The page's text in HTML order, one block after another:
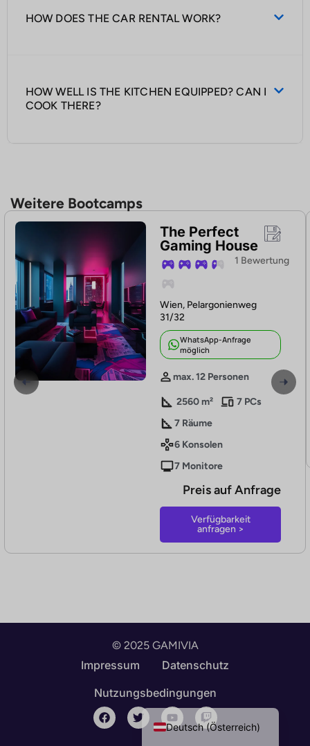
HOW DOES THE CAR RENTAL WORK?
HOW WELL IS THE KITCHEN EQUIPPED? CAN I
COOK THERE?
Weitere Bootcamps
The Perfect
Gaming House
1 Bewertung
Wien, Pelargonienweg
31/32
WhatsApp-Anfrage
möglich
max. 12 Personen
2560 m²
7 PCs
7 Räume
6 Konsolen
7 Monitore
Preis auf Anfrage
Verfügbarkeit
anfragen >
© 2025 GAMIVIA
Impressum
Datenschutz
Nutzungsbedingungen
Deutsch (Österreich)
Deutsch
English